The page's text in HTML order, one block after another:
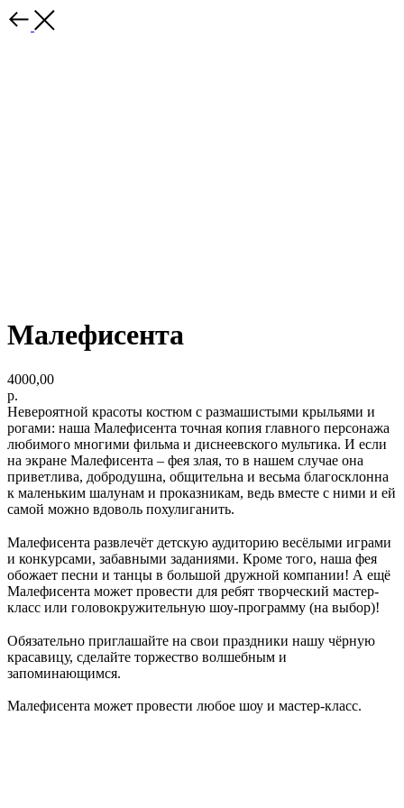
Малефисента
4000,00
р.
Невероятной красоты костюм с размашистыми крыльями и
рогами: наша Малефисента точная копия главного персонажа
любимого многими фильма и диснеевского мультика. И если
на экране Малефисента – фея злая, то в нашем случае она
приветлива, добродушна, общительна и весьма благосклонна
к маленьким шалунам и проказникам, ведь вместе с ними и ей
самой можно вдоволь похулиганить.
Малефисента развлечёт детскую аудиторию весёлыми играми
и конкурсами, забавными заданиями. Кроме того, наша фея
обожает песни и танцы в большой дружной компании! А ещё
Малефисента может провести для ребят творческий мастер-
класс или головокружительную шоу-программу (на выбор)!
Обязательно приглашайте на свои праздники нашу чёрную
красавицу, сделайте торжество волшебным и
запоминающимся.
Малефисента может провести любое шоу и мастер-класс.